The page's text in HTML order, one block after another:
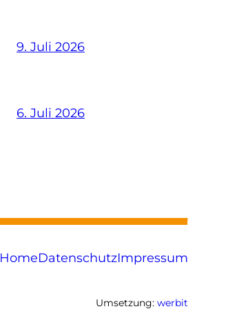
9. Juli 2026
6. Juli 2026
HomeDatenschutzImpressum
Umsetzung: werbit